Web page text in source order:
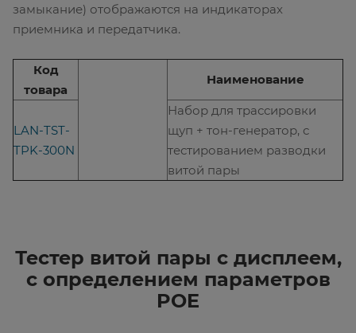
замыкание) отображаются на индикаторах
приемника и передатчика.
Код
товара
Наименование
LAN-TST-
TPK-300N
Набор для трассировки
щуп + тон-генератор, с
тестированием разводки
витой пары
Тестер витой пары с дисплеем,
с определением параметров
POE